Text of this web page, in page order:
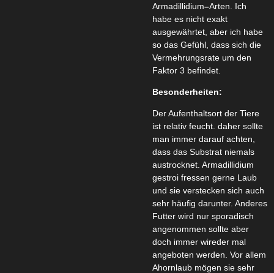
Armadillidium–Arten. Ich
habe es nicht exakt
ausgewährtet, aber ich habe
so das Gefühl, dass sich die
Vermehrungsrate um den
Faktor 3 befindet.
Besonderheiten:
Der Aufenthaltsort der Tiere
ist relativ feucht. daher sollte
man immer darauf achten,
dass das Substrat niemals
austrocknet. Armadillidium
gestroi fressen gerne Laub
und sie verstecken sich auch
sehr häufig darunter. Anderes
Futter wird nur sporadisch
angenommen sollte aber
doch immer wireder mal
angeboten werden. Vor allem
Ahornlaub mögen sie sehr